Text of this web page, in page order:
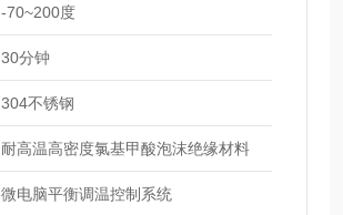
-70~200度
30分钟
304不锈钢
耐高温高密度氯基甲酸泡沫绝缘材料
微电脑平衡调温控制系统